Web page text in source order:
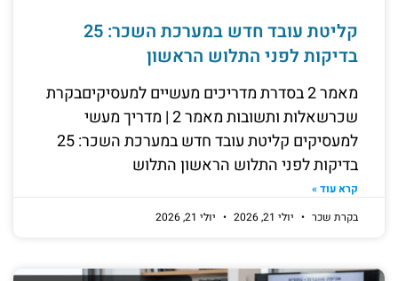
קליטת עובד חדש במערכת השכר: 25
בדיקות לפני התלוש הראשון
מאמר 2 בסדרת מדריכים מעשיים למעסיקיםבקרת
שכרשאלות ותשובות מאמר 2 | מדריך מעשי
למעסיקים קליטת עובד חדש במערכת השכר: 25
בדיקות לפני התלוש הראשון התלוש
קרא עוד »
בקרת שכר
יולי 21, 2026 יולי 21, 2026